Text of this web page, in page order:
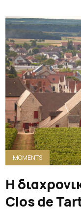
MOMENTS
Η
Clos de